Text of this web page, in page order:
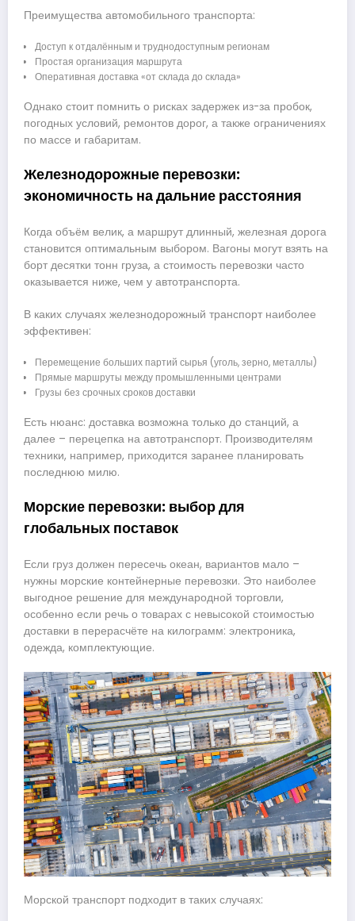
Преимущества автомобильного транспорта:
Доступ к отдалённым и труднодоступным регионам
Простая организация маршрута
Оперативная доставка «от склада до склада»
Однако стоит помнить о рисках задержек из-за пробок,
погодных условий, ремонтов дорог, а также ограничениях
по массе и габаритам.
Железнодорожные перевозки:
экономичность на дальние расстояния
Когда объём велик, а маршрут длинный, железная дорога
становится оптимальным выбором. Вагоны могут взять на
борт десятки тонн груза, а стоимость перевозки часто
оказывается ниже, чем у автотранспорта.
В каких случаях железнодорожный транспорт наиболее
эффективен:
Перемещение больших партий сырья (уголь, зерно, металлы)
Прямые маршруты между промышленными центрами
Грузы без срочных сроков доставки
Есть нюанс: доставка возможна только до станций, а
далее – перецепка на автотранспорт. Производителям
техники, например, приходится заранее планировать
последнюю милю.
Морские перевозки: выбор для
глобальных поставок
Если груз должен пересечь океан, вариантов мало –
нужны морские контейнерные перевозки. Это наиболее
выгодное решение для международной торговли,
особенно если речь о товарах с невысокой стоимостью
доставки в перерасчёте на килограмм: электроника,
одежда, комплектующие.
Морской транспорт подходит в таких случаях: